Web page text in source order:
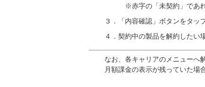
※赤字の「未契約」であれば
３．「内容確認」ボタンをタッ
４．契約中の製品を解約したい
なお、各キャリアのメニューへ
月額課金の表示が残っていた場